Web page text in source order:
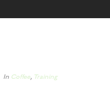
In Coffee, Training